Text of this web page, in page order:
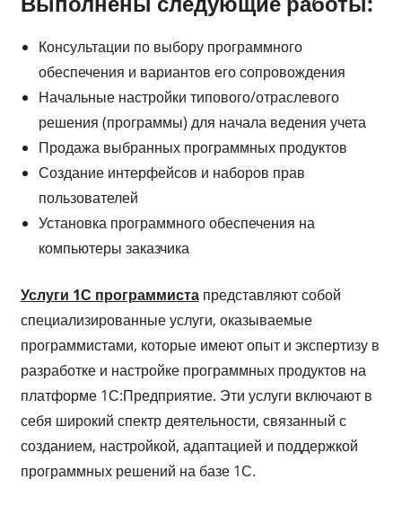
Консультации по выбору программного
обеспечения и вариантов его сопровождения
Начальные настройки типового/отраслевого
решения (программы) для начала ведения учета
Продажа выбранных программных продуктов
Создание интерфейсов и наборов прав
пользователей
Установка программного обеспечения на
компьютеры заказчика
Услуги 1С программистапредставляют собой
специализированные услуги, оказываемые
программистами, которые имеют опыт и экспертизу в
разработке и настройке программных продуктов на
платформе 1С:Предприятие. Эти услуги включают в
себя широкий спектр деятельности, связанный с
созданием, настройкой, адаптацией и поддержкой
программных решений на базе 1С.